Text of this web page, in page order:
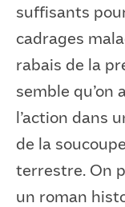
suffisants
cadrages
rabais de la
semble qu’on
l’action dans
de la
terrestre. On
un roman